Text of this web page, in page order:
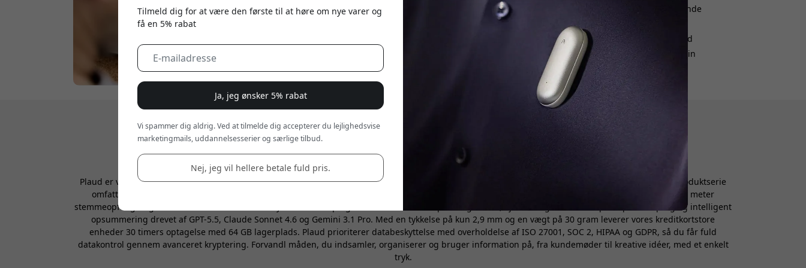
"Plaud Note Pro er måske bare den bedste gadget, du nogensinde
har købt." Det er den indledende dom fra MacWire's Petter
Ahrnstedt — og hans fulde anmeldelse lever op til det løfte med
en perfekt score på 5/5. På overfladen ligner Note Pro næsten sin
forgænger — de samme kreditkortdimensioner, den samme
magnetiske MagSafe-fastgørelse, den samme AI-transskription på
112 sprog. Men den virkelige magi ligger i, hv
Om Plaud Danmark
Plaud er verdens førende AI-notesbrand, som forbedrer produktiviteten for over 2 millioner+ professionelle i mere end 170 lande. Vores innovative produktserie
omfatter den bærbare Plaud NotePin S, Plaud NotePin, den ultraslanke Plaud Note og den avancerede Plaud Note Pro med InstantView display og 5 meter
stemmeopfangningsrækkevidde. Alle enheder tilbyder sømløs optagelse i to tilstande til opkald og møder, øjeblikkelig AI-transskription på 112 sprog og intelligent
opsummering drevet af GPT-5.5, Claude Sonnet 4.6 og Gemini 3.1 Pro. Med en tykkelse på kun 2,9 mm og en vægt på 30 gram leverer vores kreditkortstore
enheder 30 timers optagelse med 64 GB lagerplads. Plaud prioriterer databeskyttelse med overholdelse af ISO 27001, SOC 2, HIPAA og GDPR, så du får fuld
datakontrol gennem avanceret kryptering. Forvandl måden, du indsamler, organiserer og bruger information på, fra kundemøder til kreative idéer, med et enkelt
tryk.
Tilmeld dig for at være den første til at høre om nye varer og
få en 5% rabat
Ja, jeg ønsker 5% rabat
Vi spammer dig aldrig. Ved at tilmelde dig accepterer du lejlighedsvise
marketingmails, uddannelsesserier og særlige tilbud.
Nej, jeg vil hellere betale fuld pris.